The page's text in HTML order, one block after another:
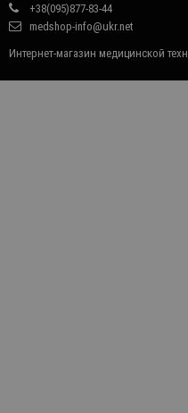
+38(095)877-83-44
medshop-info@ukr.net
Интернет-магазин медицинской